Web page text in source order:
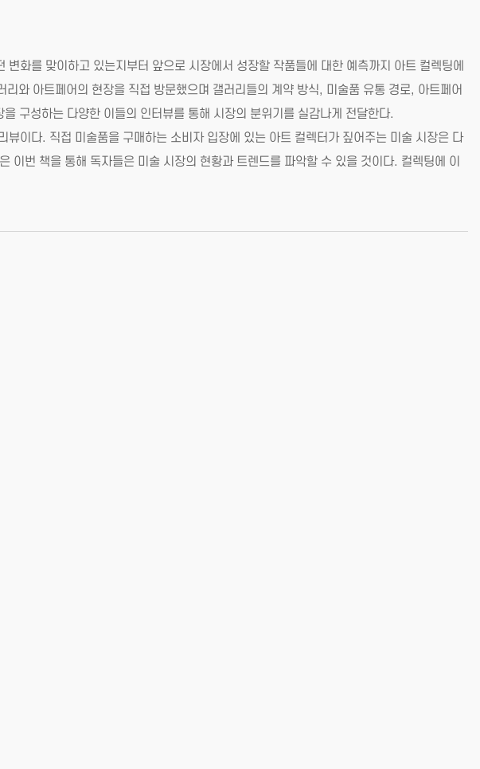
화를 맞이하고 있는지부터 앞으로 시장에서 성장할 작품들에 대한 예측까지 아트 컬렉팅에
와 아트페어의 현장을 직접 방문했으며 갤러리들의 계약 방식, 미술품 유통 경로, 아트페어
구성하는 다양한 이들의 인터뷰를 통해 시장의 분위기를 실감나게 전달한다.
뷰이다. 직접 미술품을 구매하는 소비자 입장에 있는 아트 컬렉터가 짚어주는 미술 시장은 다
번 책을 통해 독자들은 미술 시장의 현황과 트렌드를 파악할 수 있을 것이다. 컬렉팅에 이